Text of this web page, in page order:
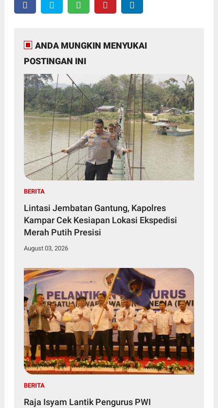
ANDA MUNGKIN MENYUKAI
POSTINGAN INI
BERITA
Lintasi Jembatan Gantung, Kapolres
Kampar Cek Kesiapan Lokasi Ekspedisi
Merah Putih Presisi
August 03, 2026
BERITA
Raja Isyam Lantik Pengurus PWI